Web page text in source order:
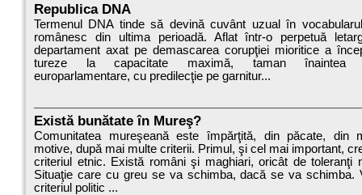
Republica DNA
Termenul DNA tinde să devină cuvânt uzual în
românesc din ultima perioadă. Aflat într-o perpetuă
departament axat pe demascarea corupţiei mioritice a
tureze la capacitate maximă, taman înaintea
europarlamentare, cu predilecţie pe garnitur...
Există bunătate în Mureş?
Comunitatea mureşeană este împărţită, din păcate, din
motive, după mai multe criterii. Primul, şi cel mai important,
criteriul etnic. Există români şi maghiari, oricât de toleranţi
Situaţie care cu greu se va schimba, dacă se va schimba.
criteriul politic ...